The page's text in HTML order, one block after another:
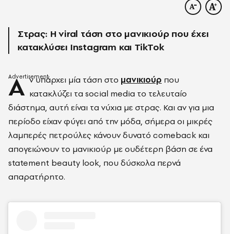
Στρας: Η viral τάση στο μανικιούρ που έχει
κατακλύσει Instagram και TikTok
Α ν υπάρχει μία τάση στο μανικιούρ που
κατακλύζει τα social media το τελευταίο
διάστημα, αυτή είναι τα νύχια με στρας. Και αν για μια
περίοδο είχαν φύγει από την μόδα, σήμερα οι μικρές
λαμπερές πετρούλες κάνουν δυνατό comeback και
απογειώνουν το μανικιούρ με ουδέτερη βάση σε ένα
statement beauty look, που δύσκολα περνά
απαρατήρητο.